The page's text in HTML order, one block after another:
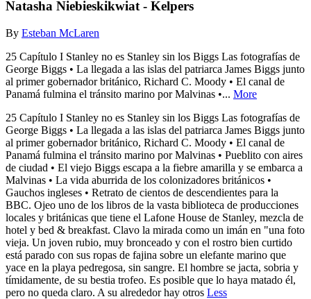
Natasha Niebieskikwiat - Kelpers
By Esteban McLaren
25 Capítulo I Stanley no es Stanley sin los Biggs Las fotografías de
George Biggs • La llegada a las islas del patriarca James Biggs junto
al primer gobernador británico, Richard C. Moody • El canal de
Panamá fulmina el tránsito marino por Malvinas •... More
25 Capítulo I Stanley no es Stanley sin los Biggs Las fotografías de
George Biggs • La llegada a las islas del patriarca James Biggs junto
al primer gobernador británico, Richard C. Moody • El canal de
Panamá fulmina el tránsito marino por Malvinas • Pueblito con aires
de ciudad • El viejo Biggs escapa a la fiebre amarilla y se embarca a
Malvinas • La vida aburrida de los colonizadores británicos •
Gauchos ingleses • Retrato de cientos de descendientes para la
BBC. Ojeo uno de los libros de la vasta biblioteca de producciones
locales y británicas que tiene el Lafone House de Stanley, mezcla de
hotel y bed & breakfast. Clavo la mirada como un imán en "una foto
vieja. Un joven rubio, muy bronceado y con el rostro bien curtido
está parado con sus ropas de fajina sobre un elefante marino que
yace en la playa pedregosa, sin sangre. El hombre se jacta, sobria y
tímidamente, de su bestia trofeo. Es posible que lo haya matado él,
pero no queda claro. A su alrededor hay otros Less